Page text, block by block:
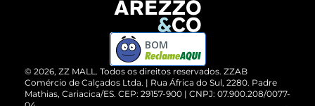
ZZ MALL é confiável
Cartão Presente
Vendas Corporativas
Devolução do Produto
Compre pelo WhatsApp
© 2026, ZZ MALL. Todos os direitos reservados. ZZAB
Comércio de Calçados Ltda. | Rua África do Sul, 2280. Padre
Mathias, Cariacica/ES. CEP: 29157-900 | CNPJ: 07.900.208/0077-
BOM